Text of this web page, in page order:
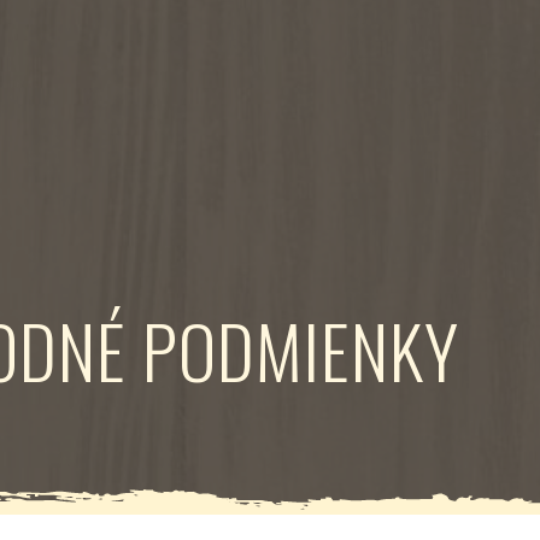
PODMIENKY